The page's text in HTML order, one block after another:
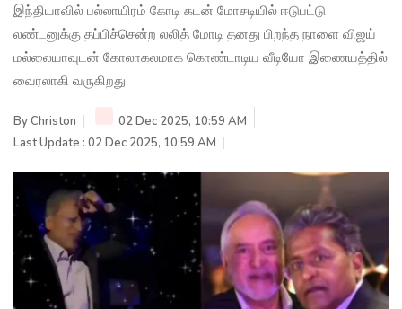
இந்தியாவில் பல்லாயிரம் கோடி கடன் மோசடியில் ஈடுபட்டு
லண்டனுக்கு தப்பிச்சென்ற லலித் மோடி தனது பிறந்த நாளை விஜய்
மல்லையாவுடன் கோலாகலமாக கொண்டாடிய வீடியோ இணையத்தில்
வைரலாகி வருகிறது.
ByChriston
02 Dec 2025, 10:59 AM
Last Update : 02 Dec 2025, 10:59 AM